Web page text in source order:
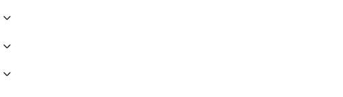
›
›
›